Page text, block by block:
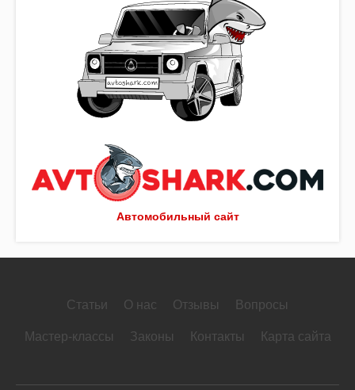
Автомобильный сайт
Статьи О нас Отзывы Вопросы
Мастер-классы Законы Контакты Карта сайта